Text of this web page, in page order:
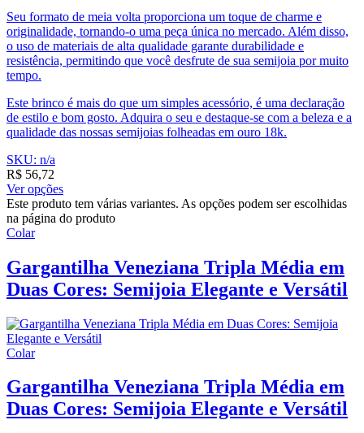
Seu formato de meia volta proporciona um toque de charme e
originalidade, tornando-o uma peça única no mercado. Além disso,
o uso de materiais de alta qualidade garante durabilidade e
resistência, permitindo que você desfrute de sua semijoia por muito
tempo.
Este brinco é mais do que um simples acessório, é uma declaração
de estilo e bom gosto. Adquira o seu e destaque-se com a beleza e a
qualidade das nossas semijoias folheadas em ouro 18k.
SKU: n/a
R$ 56,72
Ver opções
Este produto tem várias variantes. As opções podem ser escolhidas
na página do produto
Colar
Gargantilha Veneziana Tripla Média em
Duas Cores: Semijoia Elegante e Versátil
Colar
Gargantilha Veneziana Tripla Média em
Duas Cores: Semijoia Elegante e Versátil